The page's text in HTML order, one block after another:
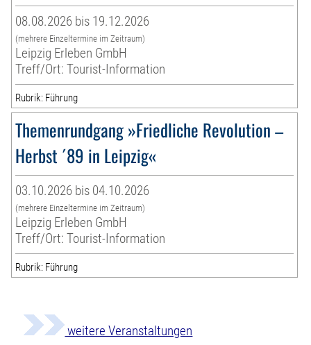
08.08.2026 bis 19.12.2026
(mehrere Einzeltermine im Zeitraum)
Leipzig Erleben GmbH
Treff/Ort: Tourist-Information
Rubrik: Führung
Themenrundgang »Friedliche Revolution –
Herbst ´89 in Leipzig«
03.10.2026 bis 04.10.2026
(mehrere Einzeltermine im Zeitraum)
Leipzig Erleben GmbH
Treff/Ort: Tourist-Information
Rubrik: Führung
weitere Veranstaltungen